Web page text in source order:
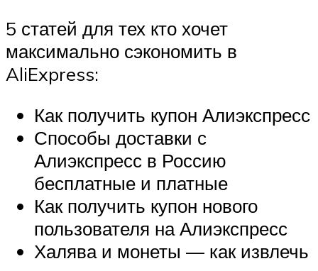
5 статей для тех кто хочет
максимально сэкономить в
AliExpress:
Как получить купон Алиэкспресс
Способы доставки с
Алиэкспресс в Россию
бесплатные и платные
Как получить купон нового
пользователя на Алиэкспресс
Халява и монеты — как извлечь